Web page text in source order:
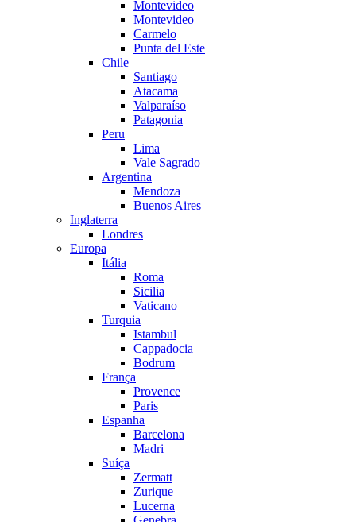
Montevideo
Montevideo
Carmelo
Punta del Este
Chile
Santiago
Atacama
Valparaíso
Patagonia
Peru
Lima
Vale Sagrado
Argentina
Mendoza
Buenos Aires
Inglaterra
Londres
Europa
Itália
Roma
Sicilia
Vaticano
Turquia
Istambul
Cappadocia
Bodrum
França
Provence
Paris
Espanha
Barcelona
Madri
Suíça
Zermatt
Zurique
Lucerna